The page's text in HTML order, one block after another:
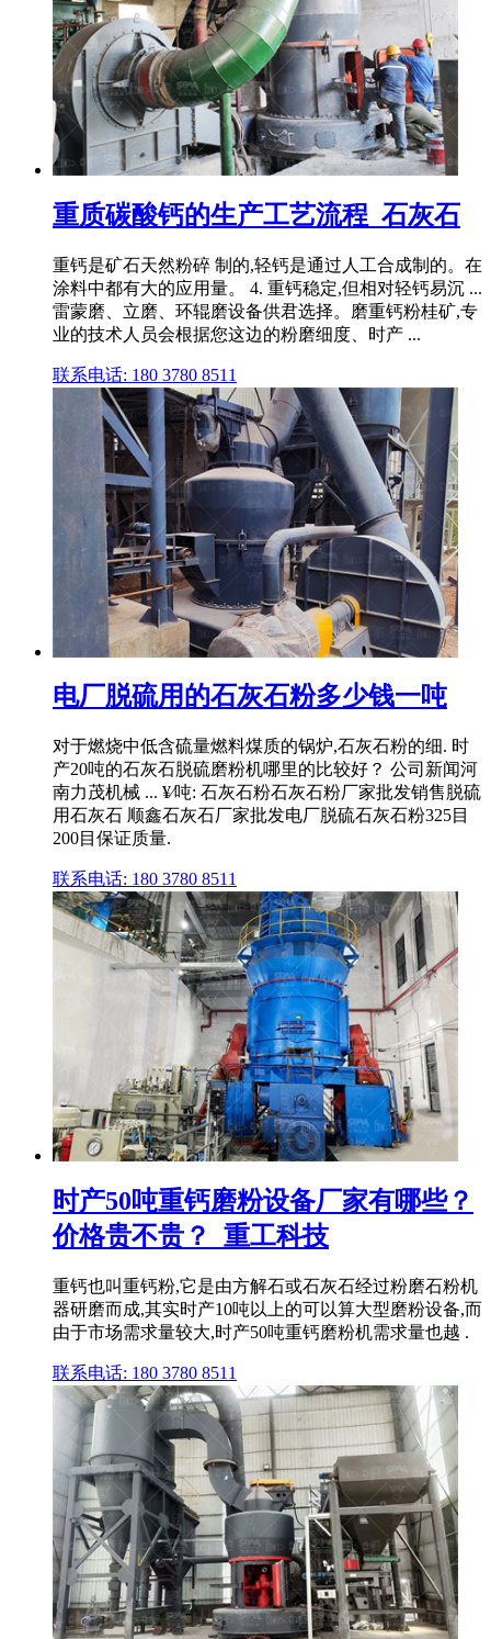
重质碳酸钙的生产工艺流程_石灰石
重钙是矿石天然粉碎 制的,轻钙是通过人工合成制的。在
涂料中都有大的应用量。 4. 重钙稳定,但相对轻钙易沉 ...
雷蒙磨、立磨、环辊磨设备供君选择。磨重钙粉桂矿,专
业的技术人员会根据您这边的粉磨细度、时产 ...
联系电话: 180 3780 8511
电厂脱硫用的石灰石粉多少钱一吨
对于燃烧中低含硫量燃料煤质的锅炉,石灰石粉的细. 时
产20吨的石灰石脱硫磨粉机哪里的比较好？ 公司新闻河
南力茂机械 ... ¥⁄吨: 石灰石粉石灰石粉厂家批发销售脱硫
用石灰石 顺鑫石灰石厂家批发电厂脱硫石灰石粉325目
200目保证质量.
联系电话: 180 3780 8511
时产50吨重钙磨粉设备厂家有哪些？
价格贵不贵？_重工科技
重钙也叫重钙粉,它是由方解石或石灰石经过粉磨石粉机
器研磨而成,其实时产10吨以上的可以算大型磨粉设备,而
由于市场需求量较大,时产50吨重钙磨粉机需求量也越 .
联系电话: 180 3780 8511